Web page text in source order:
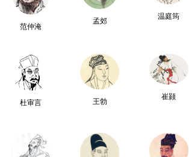
范仲淹
孟郊
温庭筠
杜审言 王勃
崔颢